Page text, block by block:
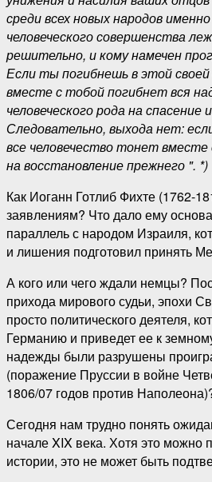
среди всех новых народов
человеческого совершенства
решительно, и кому намечен
Если ты погибнешь в этой
вместе с тобой погибнет вся
человеческого рода на спасение
Следовательно, выхода нет:
все человечество тонет
на восстановление прежнего ". *)
Как Иоганн Готлиб Фихте (1762-
заявлениям? Что дало ему
параллель с народом Израиля,
и лишения подготовил принять
А кого или чего ждали немцы?
прихода мирового судьи, эпохи
просто политического деятеля,
Германию и приведет ее к
надежды были разрушены
(поражение Пруссии в войне
1806/07 годов против
Сегодня нам трудно понять
начале XIX века. Хотя это можно
истории, это не может быть